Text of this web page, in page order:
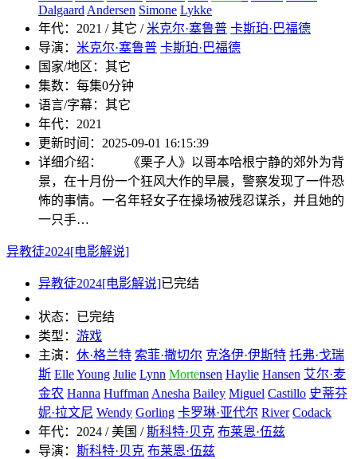
DalgaardAndersen Simone Lykke
年代： 2021 / 其它 / 米克尔·塞鲁普 卡斯珀·巴福德
导演： 米克尔·塞鲁普 卡斯珀·巴福德
国家/地区： 其它
集数： 每集0分钟
语言/字幕： 其它
年代： 2021
更新时间： 2025-09-01 16:15:39
详细介绍：
《栗子人》以哥本哈根宁静的郊外为背
景，在十月份一个狂风大作的早晨，警察发现了一件恐
怖的事情。一名年轻女子在操场被残忍谋杀，并且她的
一只手…
异教徒2024[电影解说]
异教徒2024[电影解说]已完结
状态： 已完结
类型： 游戏
主演： 休·格兰特 索菲·撒切尔 克洛伊·伊斯特 托弗·戈瑞
斯 ElleYoung Julie Lynn Mortensen Haylie Hansen 艾尔·麦
金农 Hanna HuffmanAnesha Bailey Miguel Castillo 史蒂芬
妮·拉文尼 Wendy Gorling 卡罗琳·亚代尔 River Codack
年代： 2024 / 美国 /斯科特·贝克 布莱恩·伍兹
导演： 斯科特·贝克 布莱恩·伍兹